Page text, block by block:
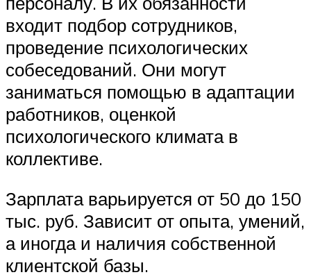
входит подбор сотрудников,
проведение психологических
собеседований. Они могут
заниматься помощью в адаптации
работников, оценкой
психологического климата в
коллективе.
Зарплата варьируется от 50 до 150
тыс. руб. Зависит от опыта, умений,
а иногда и наличия собственной
клиентской базы.